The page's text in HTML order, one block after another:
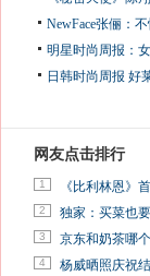
NewFace张俪：
明星时尚周报：
日韩时尚周报 好
网友点击排行
1 《比利林恩》
2 独家：买菜也
3 京东和奶茶哪
4 杨威晒照庆祝